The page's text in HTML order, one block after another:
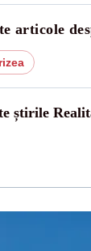
articole
știrile